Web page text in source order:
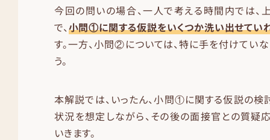
今回の問いの場合、一人で考える時間内では、
で、小問①に関する仮説をいくつか洗い出せてい
す。一方、小問②については、特に手を付けてい
う。
本解説では、いったん、小問①に関する仮説の検
状況を想定しながら、その後の面接官との質疑
いきます。